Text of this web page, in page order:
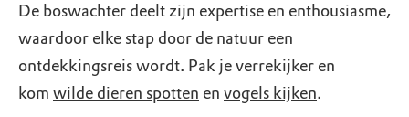
De boswachter deelt zijn expertise en enthousiasme,
waardoor elke stap door de natuur een
ontdekkingsreis wordt. Pak je verrekijker en
kom wilde dieren spotten en vogels kijken.